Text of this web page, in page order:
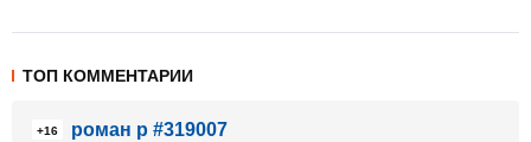
ТОП КОММЕНТАРИИ
+16
роман р #319007